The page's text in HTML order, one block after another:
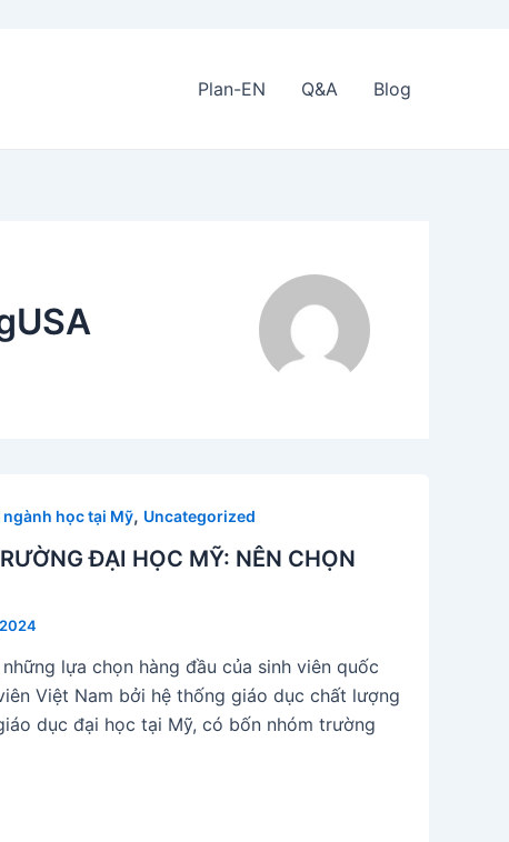
Plan-EN
Q&A Blog
học tại Mỹ, Uncategorized
ĐẠI HỌC MỸ: NÊN CHỌN
lựa chọn hàng đầu của sinh viên quốc
Việt Nam bởi hệ thống giáo dục chất lượng
dục đại học tại Mỹ, có bốn nhóm trường